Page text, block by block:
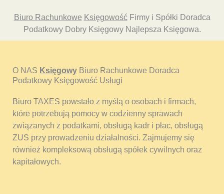
Biuro Rachunkowe KsięgowośćFirmy i Spółki Doradca
Podatkowy Dobry Księgowy Najlepsza Księgowa.
O NAS Księgowy Biuro Rachunkowe Doradca
Podatkowy Księgowość Usługi
Biuro TAXES powstało z myślą o osobach i firmach,
które potrzebują pomocy w codzienny sprawach
związanych z podatkami, obsługą kadr i płac, obsługą
ZUS przy prowadzeniu działalności. Zajmujemy się
również kompleksową obsługą spółek cywilnych oraz
kapitałowych.